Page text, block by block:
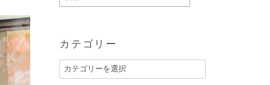
カテゴリー
カ
テ